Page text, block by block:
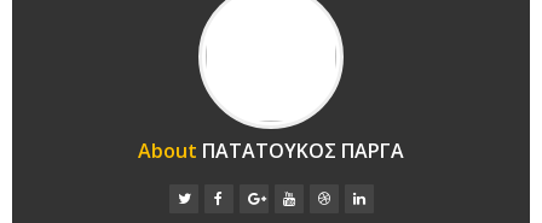
About ΠΑΤΑΤΟΥΚΟΣ ΠΑΡΓΑ